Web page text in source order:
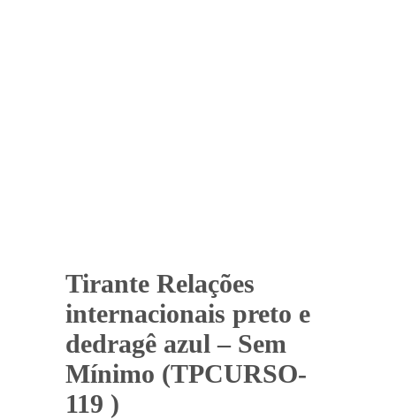
Tirante Relações
internacionais preto e
dedragê azul – Sem
Mínimo (TPCURSO-
119 )